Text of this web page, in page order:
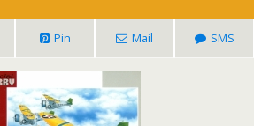
Pin Mail SMS